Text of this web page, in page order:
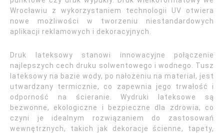
Wrocławiu z wykorzystaniem technologii UV otwiera
nowe możliwości w tworzeniu niestandardowych
aplikacji reklamowych i dekoracyjnych.
Druk lateksowy stanowi innowacyjne połączenie
najlepszych cech druku solwentowego i wodnego. Tusz
lateksowy na bazie wody, po nałożeniu na materiał, jest
utwardzany termicznie, co zapewnia jego trwałość i
odporność na ścieranie. Wydruki lateksowe są
bezwonne, ekologiczne i bezpieczne dla zdrowia, co
czyni je idealnym rozwiązaniem do zastosowań
wewnętrznych, takich jak dekoracje ścienne, tapety,